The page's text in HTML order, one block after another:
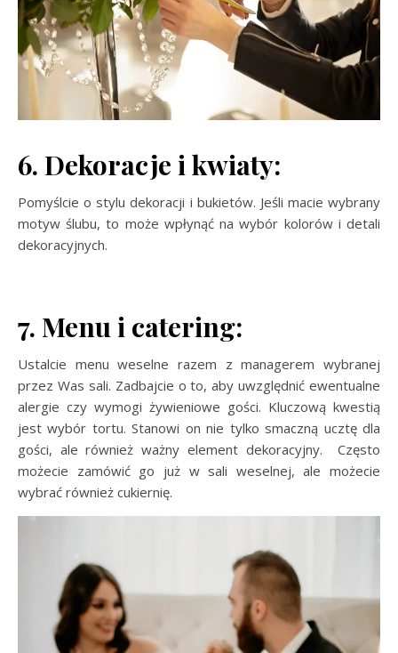
6. Dekoracje i kwiaty:
Pomyślcie o stylu dekoracji i bukietów. Jeśli macie wybrany
motyw ślubu, to może wpłynąć na wybór kolorów i detali
dekoracyjnych.
7. Menu i catering:
Ustalcie menu weselne razem z managerem wybranej
przez Was sali. Zadbajcie o to, aby uwzględnić ewentualne
alergie czy wymogi żywieniowe gości. Kluczową kwestią
jest wybór tortu. Stanowi on nie tylko smaczną ucztę dla
gości, ale również ważny element dekoracyjny. Często
możecie zamówić go już w sali weselnej, ale możecie
wybrać również cukiernię.